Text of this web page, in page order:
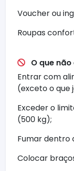
Voucher ou
Roupas
O que
Entrar com
(exceto o que
Exceder o
(500 kg);
Fumar dentro
Colocar